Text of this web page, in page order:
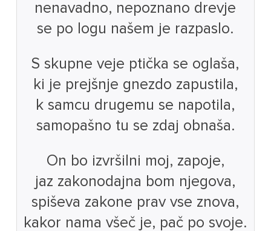
nenavadno, nepoznano drevje
se po logu našem je razpaslo.
S skupne veje ptička se oglaša,
ki je prejšnje gnezdo zapustila,
k samcu drugemu se napotila,
samopašno tu se zdaj obnaša.
On bo izvršilni moj, zapoje,
jaz zakonodajna bom njegova,
spiševa zakone prav vse znova,
kakor nama všeč je, pač po svoje.